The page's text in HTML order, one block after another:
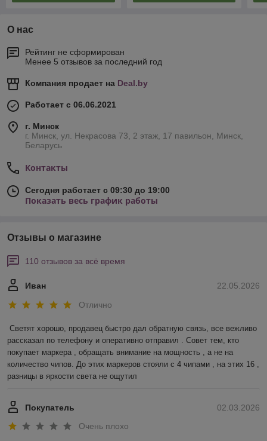
О нас
Рейтинг не сформирован
Менее 5 отзывов за последний год
Компания продает на Deal.by
Работает с 06.06.2021
г. Минск
г. Минск, ул. Некрасова 73, 2 этаж, 17 павильон, Минск,
Беларусь
Контакты
Сегодня работает с 09:30 до 19:00
Показать весь график работы
Отзывы о магазине
110 отзывов за всё время
22.05.2026
Иван
Отлично
Светят хорошо, продавец быстро дал обратную связь, все вежливо
рассказал по телефону и оперативно отправил . Совет тем, кто
покупает маркера , обращать внимание на мощность , а не на
количество чипов. До этих маркеров стояли с 4 чипами , на этих 16 ,
разницы в яркости света не ощутил
02.03.2026
Покупатель
Очень плохо